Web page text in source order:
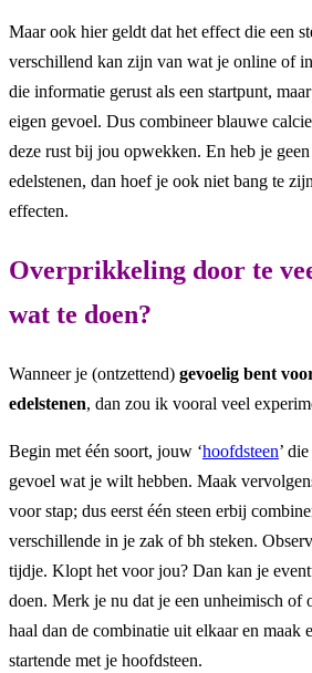
Maar ook hier geldt dat het effect die een
verschillend kan zijn van wat je online of
die informatie gerust als een startpunt,
eigen gevoel. Dus combineer blauwe
deze rust bij jou opwekken. En heb je
edelstenen, dan hoef je ook niet bang te
effecten.
Overprikkeling door te
wat te doen?
Wanneer je (ontzettend) gevoelig bent
edelstenen, dan zou ik vooral veel
Begin met één soort, jouw ‘hoofdsteen’
gevoel wat je wilt hebben. Maak
voor stap; dus eerst één steen erbij
verschillende in je zak of bh steken.
tijdje. Klopt het voor jou? Dan kan je
doen. Merk je nu dat je een unheimisch of
haal dan de combinatie uit elkaar en maak
startende met je hoofdsteen.